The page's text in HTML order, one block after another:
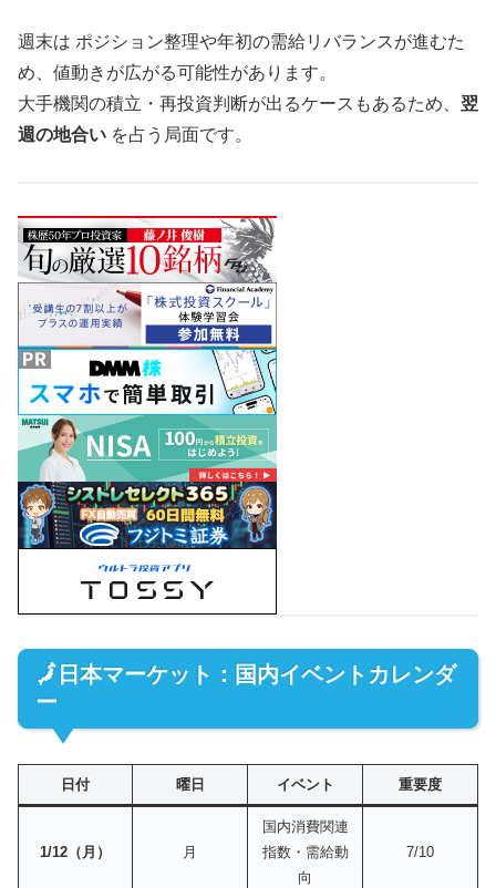
週末は ポジション整理や年初の需給リバランスが進むた
め、値動きが広がる可能性があります。
大手機関の積立・再投資判断が出るケースもあるため、 翌
週の地合い を占う局面です。
🗾日本マーケット：国内イベントカレンダ
ー
日付 曜日 イベント 重要度
1/12（月） 月
国内消費関連
指数・需給動
向
7/10